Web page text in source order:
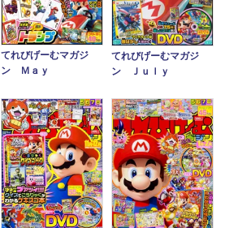
てれびげーむマガジ
ン Ｍａｙ
てれびげーむマガジ
ン Ｊｕｌｙ